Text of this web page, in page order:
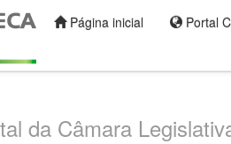
Página inicial Portal
da Câmara